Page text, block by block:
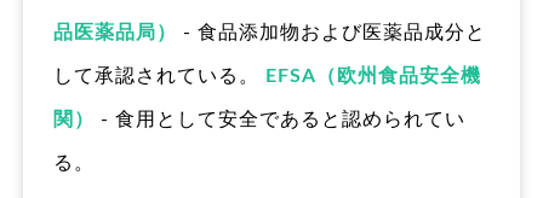
品医薬品局） - 食品添加物および医薬品成分と
して承認されている。 EFSA（欧州食品安全機
関） - 食用として安全であると認められてい
る。